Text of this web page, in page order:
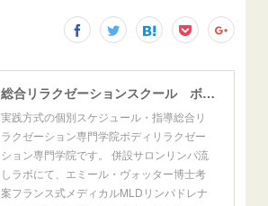
総合リラクゼーションスクール ボディリラクゼーション専門学院
実践方式の個別スケジュール・指導総合リ
ラクゼーション専門学院ボディリラクゼー
ション専門学院です。 併設サロンリンパ流
しラボにて、エミール・ヴォッター博士考
案フランス式メディカルMLDリンパドレナ